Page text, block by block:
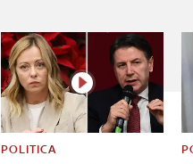
POLITICA